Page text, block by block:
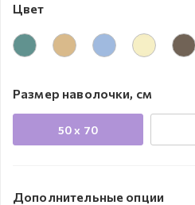
Цвет
Размер наволочки, см
50 х 70
Дополнительные опции